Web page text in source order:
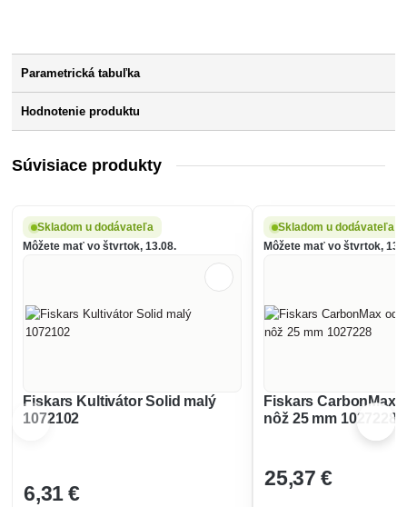
Parametrická tabuľka
Hodnotenie produktu
Súvisiace produkty
Skladom u dodávateľa
Môžete mať vo štvrtok, 13.08.
Fiskars Kultivátor Solid malý
1072102
6,31 €
Skladom u dodávateľa
Môžete mať vo štvrtok,
Fiskars CarbonMax
nôž 25 mm 1027228
25,37 €